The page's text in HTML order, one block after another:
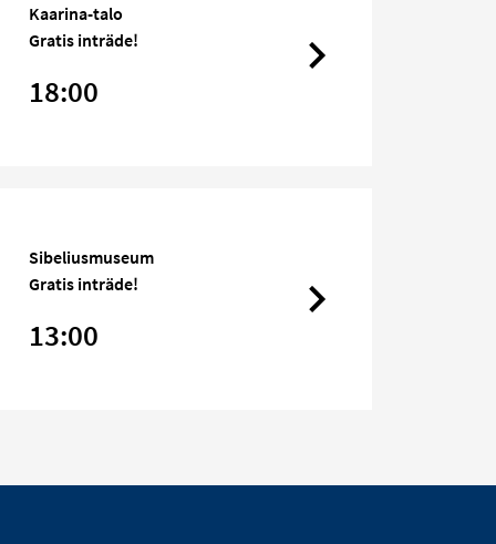
Kaarina-talo
Gratis inträde!
18:00
Sibeliusmuseum
Gratis inträde!
13:00